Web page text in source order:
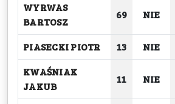
WYRWAS
BARTOSZ
69 NIE
PIASECKI PIOTR 13 NIE
KWAŚNIAK
JAKUB
11 NIE